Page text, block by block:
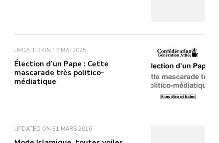
UPDATED ON 12 MAI 2025
Élection d’un Pape : Cette
mascarade très politico-
médiatique
UPDATED ON 31 MARS 2016